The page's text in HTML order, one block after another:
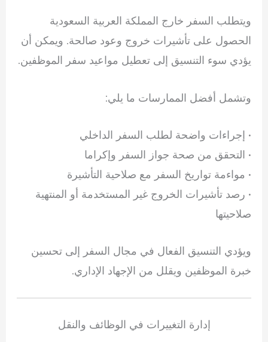
ويتطلب السفر خارج المملكة العربية السعودية
الحصول على تأشيرات خروج وعود صالحة. ويمكن أن
يؤدي سوء التنسيق إلى تعطيل مواعيد سفر الموظفين.
وتشمل أفضل الممارسات ما يلي:
• إجراءات واضحة لطلب السفر الداخلي
• التحقق من صحة جواز السفر وإكراما
• مواءمة تواريخ السفر مع صلاحية التأشيرة
• رصد تأشيرات الخروج غير المستخدمة أو المنتهية
صلاحيتها
ويؤدي التنسيق الفعال في مجال السفر إلى تحسين
خبرة الموظفين ويقلل من الإجهاد الإداري.
إدارة التغييرات في الوظائف والنقل